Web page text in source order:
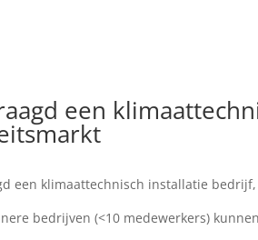
een
een klimaattechnisch installatie
bedrijven (<10 medewerkers)